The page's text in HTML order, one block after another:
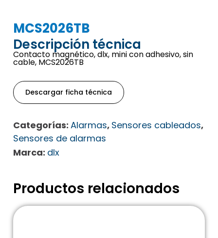
MCS2026TB
Descripción técnica
Contacto magnético, dlx, mini con adhesivo, sin
cable, MCS2026TB
Descargar ficha técnica
Categorías: Alarmas, Sensores cableados,
Sensores de alarmas
Marca: dlx
Productos relacionados